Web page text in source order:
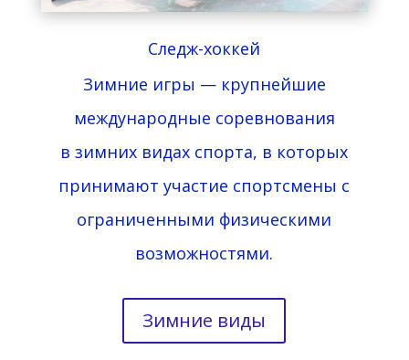
Следж-хоккей
Зимние игры — крупнейшие
международные соревнования
в зимних видах спорта, в которых
принимают участие спортсмены с
ограниченными физическими
возможностями.
Зимние виды